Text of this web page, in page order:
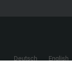
Deutsch English